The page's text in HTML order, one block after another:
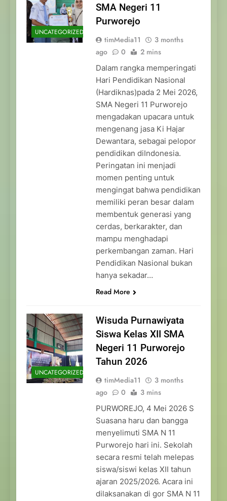
UNCATEGORIZED
SMA Negeri 11
Purworejo
timMedia11
3 months
ago
0 2 mins
Dalam rangka memperingati
Hari Pendidikan Nasional
(Hardiknas)pada 2 Mei 2026,
SMA Negeri 11 Purworejo
mengadakan upacara untuk
mengenang jasa Ki Hajar
Dewantara, sebagai pelopor
pendidikan diIndonesia.
Peringatan ini menjadi
momen penting untuk
mengingat bahwa pendidikan
memiliki peran besar dalam
membentuk generasi yang
cerdas, berkarakter, dan
mampu menghadapi
perkembangan zaman. Hari
Pendidikan Nasional bukan
hanya sekadar…
Read More
UNCATEGORIZED
Wisuda Purnawiyata
Siswa Kelas XII SMA
Negeri 11 Purworejo
Tahun 2026
timMedia11
3 months
ago
0 3 mins
PURWOREJO, 4 Mei 2026 S
Suasana haru dan bangga
menyelimuti SMA N 11
Purworejo hari ini. Sekolah
secara resmi telah melepas
siswa/siswi kelas XII tahun
ajaran 2025/2026. Acara ini
dilaksanakan di gor SMA N 11